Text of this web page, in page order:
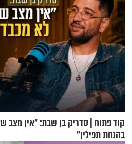
קוד פתוח | סדריק בן שבת: "אין מצב
בהנחת תפילין"